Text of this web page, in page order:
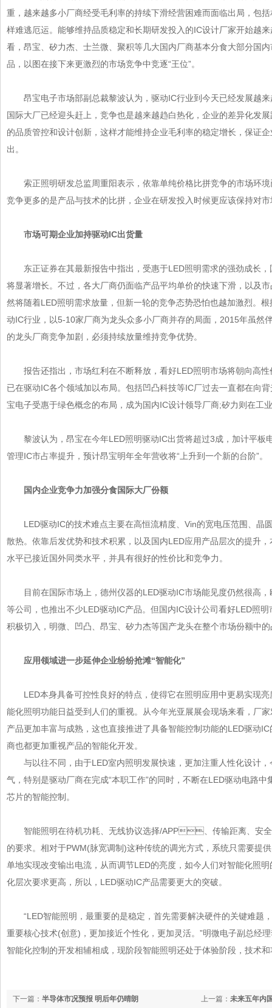
重，越来越多小厂商经受毛利率的持续下滑经营困难而面临出局，
样难逃厄运。能够维持品质稳定和长期研发投入的IC设计厂家开始越来
看，昂宝、矽力杰、士兰微、聚积等几大国内厂商基本分食大部分
品，以图在接下来更激烈的市场竞争中竞逐“王位”。
昂宝电子市场部副总裁黎波认为，驱动IC行业到今天已经发展越来
国际大厂已经迎头赶上，竞争也是越来越趋白热化，企业的差异化
的品质管控和设计创新，这样才能维持企业毛利率的稳定增长，保
出。
索正照明研发总监周重阳表示，依靠单纯价格比拼竞争的市场环境
竞争更多的是产品与技术的比拼，企业在研发投入时候更应该保持对市
市场可期企业加持驱动IC出货量
东正证券在其最新报告中指出，受惠于LED照明需求的强劲成长
将显著增长。不过，各大厂商仍面临产品平均单价的快速下滑，以
然将随着LED照明需求放量，但新一轮的竞争态势恐怕也越加激烈。
动IC行业，以5-10家厂商为龙头众多小厂商并存的局面，2015年虽然
的龙头厂商竞争加剧，必须持续放量维持竞争优势。
报告还指出，市场红利在不断释放，看好LED照明市场将朝向高
已在驱动IC各个领域加以布局。包括凹凸科技等IC厂过去一直都在向
宝电子受惠于绿色概念的布局，成为国内IC设计领导厂商;矽力则在工业
黎波认为，昂宝在今年LED照明驱动IC出货将超过3成，加计平板电
管理IC市占率提升，预计昂宝明年全年营收将“上升到一个新的台阶”。
国内企业竞争力加强分食国际大厂份额
LED驱动IC的技术难点主要在高恒流精度、Vin的宽电压范围、晶
散热。依靠后发优势和技术积累，以及国内LED应用产品层次的提升
水平已接近国外同类水平，并具有很好的性价比和竞争力。
目前在国际市场上，德州仪器的LED驱动IC市场能见度仍然很高
等公司，也推出不少LED驱动IC产品。但国内IC设计公司看好LED照
积极切入，明微、凹凸、昂宝、矽力杰等国产龙头在整个市场份额中
应用领域进一步延伸企业纷纷抢滩“智能化”
LED本身具备可控性良好的特点，使得它在照明应用中更易实现亮度可
能化照明功能日益受到人们的重视。从今年光亚展展会现场来看，厂
产品更加丰富与成熟，这也直接推进了具备智能控制功能的LED驱动IC
商也都更加重视产品的智能化开发。
与以往不同，由于LED室内照明发展快速，更加注重人性化设计
气，特别是驱动厂商在完成“本职工作”的同时，不断在LED驱动电路中
芯片的智能控制。
智能照明在待机功耗、无线协议选择/APP、传输距离、
的要求。相对于PWM(脉宽调制)这种传统的调光方式，系统只需要提
单地实现改变输出电流，从而调节LED的亮度，如今人们对智能化照明
化层次要求更高，所以，LED驱动IC产品需要更大的突破。
“LED智能照明，最重要的是稳定，首先需要解决硬件的关键难题
重要核心技术(创意)，更加接近个性化，更加灵活。”明微电子副总
智能化控制的开发相辅相成，现阶段智能照明还处于体验阶段，技术和
上一篇： 未来五年内
下一篇： 半导体市况预报 明后年仍晴朗